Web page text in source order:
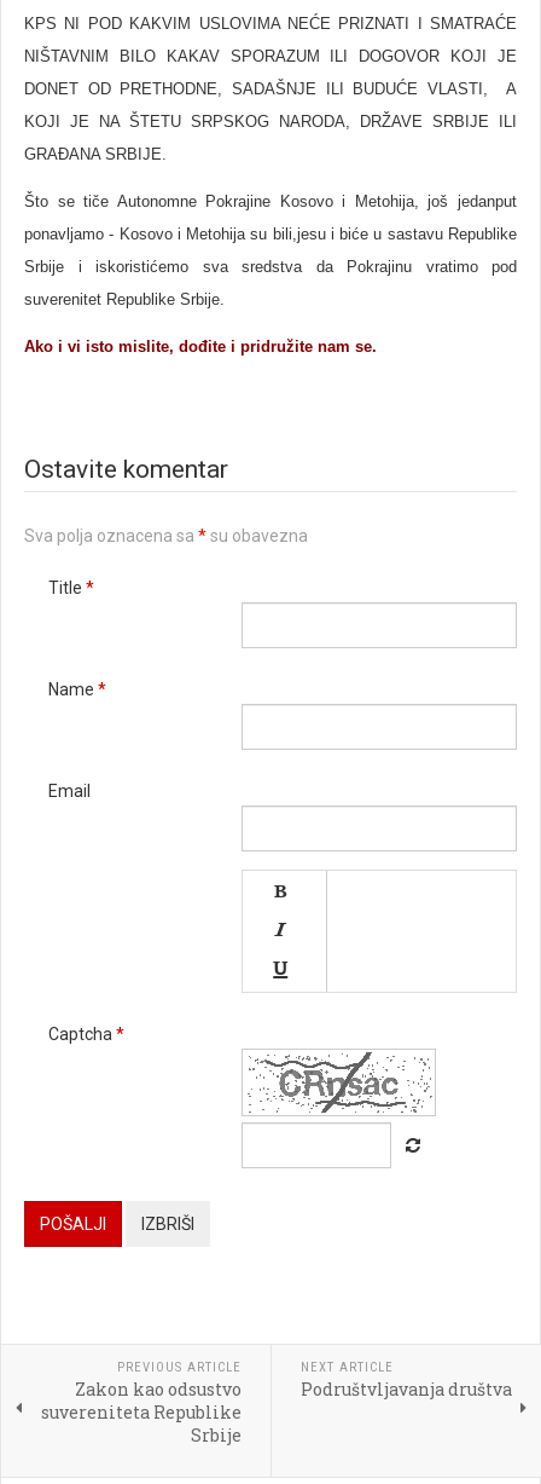
KPS NI POD KAKVIM USLOVIMA NEĆE PRIZNATI I SMATRAĆE
NIŠTAVNIM BILO KAKAV SPORAZUM ILI DOGOVOR KOJI JE
DONET OD PRETHODNE, SADAŠNJE ILI BUDUĆE VLASTI, A
KOJI JE NA ŠTETU SRPSKOG NARODA, DRŽAVE SRBIJE ILI
GRAĐANA SRBIJE.
Što se tiče Autonomne Pokrajine Kosovo i Metohija, još jedanput
ponavljamo - Kosovo i Metohija su bili,jesu i biće u sastavu Republike
Srbije i iskoristićemo sva sredstva da Pokrajinu vratimo pod
suverenitet Republike Srbije.
Ako i vi isto mislite, dođite i pridružite nam se.
Ostavite komentar
Sva polja oznacena sa *su obavezna
Title *
Name *
Email






Captcha *
POŠALJI IZBRIŠI
PREVIOUS ARTICLE
Zakon kao odsustvo
suvereniteta Republike
Srbije
NEXT ARTICLE
Podruštvljavanja društva